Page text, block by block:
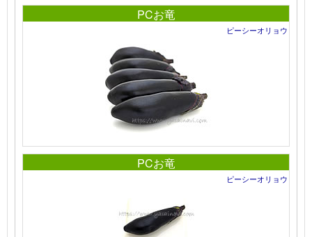
PCお竜
ピーシーオリョウ
PCお竜
ピーシーオリョウ